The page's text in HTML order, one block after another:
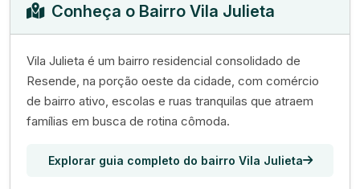
Conheça o Bairro Vila Julieta
Vila Julieta é um bairro residencial consolidado de
Resende, na porção oeste da cidade, com comércio
de bairro ativo, escolas e ruas tranquilas que atraem
famílias em busca de rotina cômoda.
Explorar guia completo do bairro Vila Julieta